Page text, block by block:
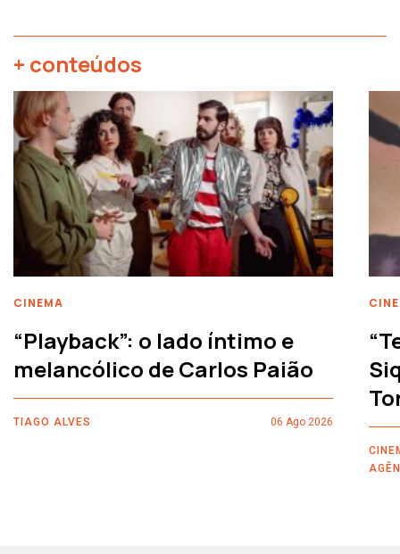
+ conteúdos
CINEMA
“Playback”: o lado íntimo e
melancólico de Carlos Paião
TIAGO ALVES 06 Ago 2026